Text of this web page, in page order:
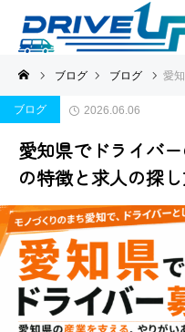
ブログ ブログ 愛知県
ブログ 2026.06.06
愛知県でドライバ
の特徴と求人の探